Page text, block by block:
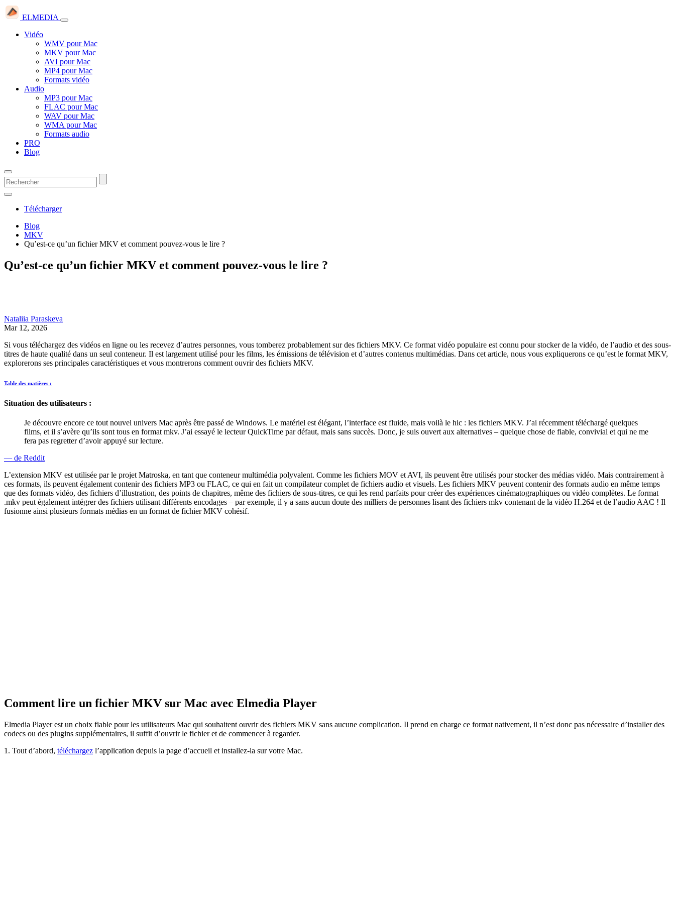
ELMEDIA
Vidéo
WMV pour Mac
MKV pour Mac
AVI pour Mac
MP4 pour Mac
Formats vidéo
Audio
MP3 pour Mac
FLAC pour Mac
WAV pour Mac
WMA pour Mac
Formats audio
PRO
Blog
Télécharger
Blog
MKV
Qu’est-ce qu’un fichier MKV et comment pouvez-vous le lire ?
Qu’est-ce qu’un fichier MKV et comment pouvez-vous le lire ?
Nataliia Paraskeva
Mar 12, 2026
Si vous téléchargez des vidéos en ligne ou les recevez d’autres personnes, vous tomberez probablement sur des fichiers MKV. Ce format vidéo populaire est connu pour stocker de la vidéo, de l’audio et des sous-
titres de haute qualité dans un seul conteneur. Il est largement utilisé pour les films, les émissions de télévision et d’autres contenus multimédias. Dans cet article, nous vous expliquerons ce qu’est le format MKV,
explorerons ses principales caractéristiques et vous montrerons comment ouvrir des fichiers MKV.
Table des matières :
Situation des utilisateurs :
Je découvre encore ce tout nouvel univers Mac après être passé de Windows. Le matériel est élégant, l’interface est fluide, mais voilà le hic : les fichiers MKV. J’ai récemment téléchargé quelques
films, et il s’avère qu’ils sont tous en format mkv. J’ai essayé le lecteur QuickTime par défaut, mais sans succès. Donc, je suis ouvert aux alternatives – quelque chose de fiable, convivial et qui ne me
fera pas regretter d’avoir appuyé sur lecture.
— de Reddit
L’extension MKV est utilisée par le projet Matroska, en tant que conteneur multimédia polyvalent. Comme les fichiers MOV et AVI, ils peuvent être utilisés pour stocker des médias vidéo. Mais contrairement à
ces formats, ils peuvent également contenir des fichiers MP3 ou FLAC, ce qui en fait un compilateur complet de fichiers audio et visuels. Les fichiers MKV peuvent contenir des formats audio en même temps
que des formats vidéo, des fichiers d’illustration, des points de chapitres, même des fichiers de sous-titres, ce qui les rend parfaits pour créer des expériences cinématographiques ou vidéo complètes. Le format
.mkv peut également intégrer des fichiers utilisant différents encodages – par exemple, il y a sans aucun doute des milliers de personnes lisant des fichiers mkv contenant de la vidéo H.264 et de l’audio AAC ! Il
fusionne ainsi plusieurs formats médias en un format de fichier MKV cohésif.
Comment lire un fichier MKV sur Mac avec Elmedia Player
Elmedia Player est un choix fiable pour les utilisateurs Mac qui souhaitent ouvrir des fichiers MKV sans aucune complication. Il prend en charge ce format nativement, il n’est donc pas nécessaire d’installer des
codecs ou des plugins supplémentaires, il suffit d’ouvrir le fichier et de commencer à regarder.
1. Tout d’abord, téléchargez l’application depuis la page d’accueil et installez-la sur votre Mac.